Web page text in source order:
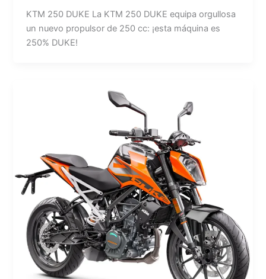
KTM 250 DUKE La KTM 250 DUKE equipa orgullosa
un nuevo propulsor de 250 cc: ¡esta máquina es
250% DUKE!